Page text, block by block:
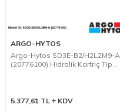
ARGO-HYTOS
Argo-Hytos SD3E-B2/H2L2M9-A
(20776100) Hidrolik Kartriç Tip
5.377,61 TL KDV